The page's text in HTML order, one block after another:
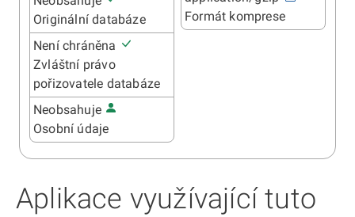
Originální databáze
Není chráněna
Zvláštní právo
pořizovatele databáze
Neobsahuje
Osobní údaje
Formát komprese
Aplikace využívající tuto